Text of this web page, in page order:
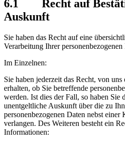
6.1 Recht auf
Auskunft
Sie haben das Recht auf eine
Verarbeitung Ihrer personenbezogenen
Im Einzelnen:
Sie haben jederzeit das Recht, von
erhalten, ob Sie betreffende
werden. Ist dies der Fall, so haben Sie
unentgeltliche Auskunft über die zu
personenbezogenen Daten nebst einer
verlangen. Des Weiteren besteht ein
Informationen: